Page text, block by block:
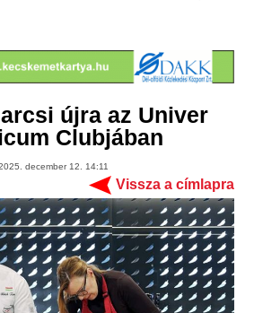
újra az Univer
Clubjában
december 12. 14:11
Vissza a címlapra